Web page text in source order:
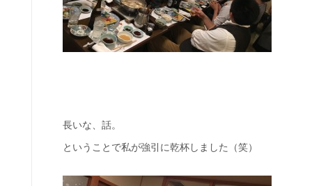
長いな、話。
ということで私が強引に乾杯しました（笑）